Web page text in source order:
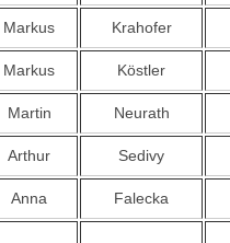
Markus Krahofer
Markus Köstler
Martin Neurath
Arthur Sedivy
Anna Falecka